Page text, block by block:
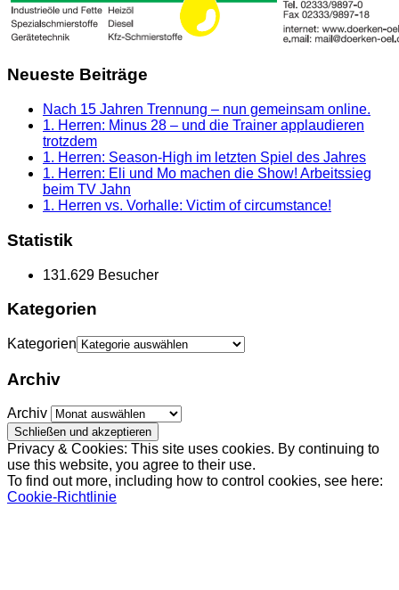
Neueste Beiträge
Nach 15 Jahren Trennung – nun gemeinsam online.
1. Herren: Minus 28 – und die Trainer applaudieren
trotzdem
1. Herren: Season-High im letzten Spiel des Jahres
1. Herren: Eli und Mo machen die Show! Arbeitssieg
beim TV Jahn
1. Herren vs. Vorhalle: Victim of circumstance!
Statistik
131.629 Besucher
Kategorien
Kategorien
Archiv
Archiv
Privacy & Cookies: This site uses cookies. By continuing to
use this website, you agree to their use.
To find out more, including how to control cookies, see here:
Cookie-Richtlinie